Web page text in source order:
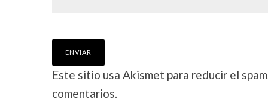
Este sitio usa Akismet para reducir el
comentarios.